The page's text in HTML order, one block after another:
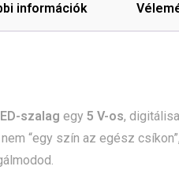
információk
szalag egy 5 V-os,
“egy szín az egész